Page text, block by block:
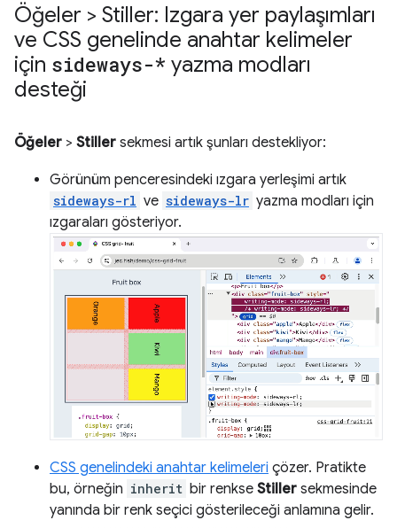
Öğeler > Stiller: Izgara yer paylaşımları
ve CSS genelinde anahtar kelimeler
için sideways-* yazma modları
desteği
Öğeler > Stiller sekmesi artık şunları destekliyor:
Görünüm penceresindeki ızgara yerleşimi artık
sideways-rl ve sideways-lr yazma modları için
ızgaraları gösteriyor.
CSS genelindeki anahtar kelimeleri çözer. Pratikte
bu, örneğin inherit bir renkse Stiller sekmesinde
yanında bir renk seçici gösterileceği anlamına gelir.